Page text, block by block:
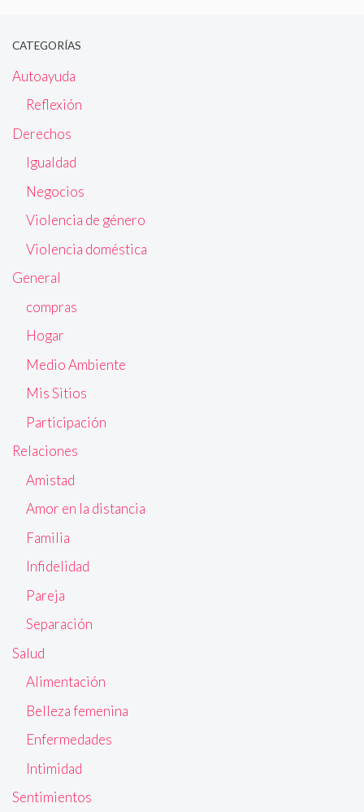
CATEGORÍAS
Autoayuda
Reflexión
Derechos
Igualdad
Negocios
Violencia de género
Violencia doméstica
General
compras
Hogar
Medio Ambiente
Mis Sitios
Participación
Relaciones
Amistad
Amor en la distancia
Familia
Infidelidad
Pareja
Separación
Salud
Alimentación
Belleza femenina
Enfermedades
Intimidad
Sentimientos